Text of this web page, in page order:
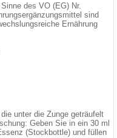
des VO (EG) Nr.
sind
Ernährung
unter die Zunge geträufelt
Geben Sie in ein 30 ml
(Stockbottle) und füllen